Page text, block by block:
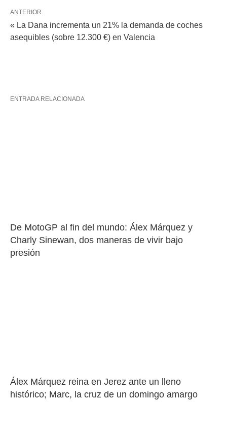
ANTERIOR
« La Dana incrementa un 21% la demanda de coches
asequibles (sobre 12.300 €) en Valencia
ENTRADA RELACIONADA
De MotoGP al fin del mundo: Álex Márquez y
Charly Sinewan, dos maneras de vivir bajo
presión
Álex Márquez reina en Jerez ante un lleno
histórico; Marc, la cruz de un domingo amargo